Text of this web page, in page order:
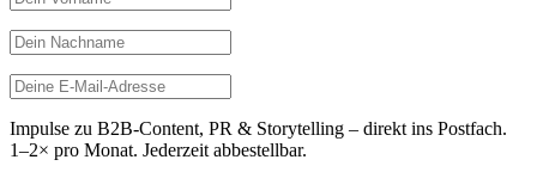
Impulse zu B2B-Content, PR & Storytelling – direkt ins Postfach.
1–2× pro Monat. Jederzeit abbestellbar.